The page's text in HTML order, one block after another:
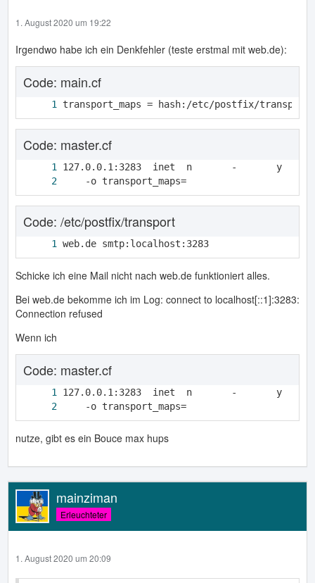
1. August 2020 um 19:22
Irgendwo habe ich ein Denkfehler (teste erstmal mit web.de):
Code: main.cf
transport_maps = hash:/etc/postfix/transport
Code: master.cf
-o transport_maps=
Code: /etc/postfix/transport
web.de smtp:localhost:3283
Schicke ich eine Mail nicht nach web.de funktioniert alles.
Bei web.de bekomme ich im Log: connect to localhost[::1]:3283:
Connection refused
Wenn ich
Code: master.cf
-o transport_maps=
nutze, gibt es ein Bouce max hups
mainziman
Erleuchteter
1. August 2020 um 20:09